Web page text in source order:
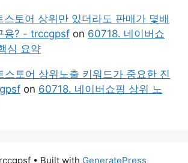
토어 상위만 있더라도 판매가 몇배
용? - trccgpsf on 60718. 네이버쇼
심 요약
토어 상위노출 키워드가 중요한 진
on 60718. 네이버쇼핑 상위 노
• Built with GeneratePress